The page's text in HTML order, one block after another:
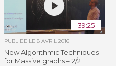
39:25
PUBLIÉE LE 8 AVRIL 2016
New Algorithmic Techniques
for Massive graphs – 2/2